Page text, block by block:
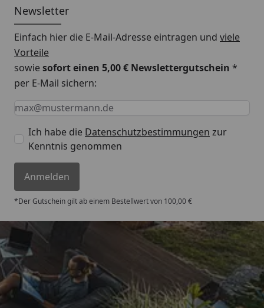
Newsletter
Einfach hier die E-Mail-Adresse eintragen und viele
Vorteile
sowiesofort einen 5,00 € Newslettergutschein *
per E-Mail sichern:
Keine Eingabe erforderlich
Eingabe erforderlich
E-Mail *
Ich habe die Datenschutzbestimmungen zur
Kenntnis genommen
Anmelden
*Der Gutschein gilt ab einem Bestellwert von 100,00 €
Trusted Shops
4,67/ 5